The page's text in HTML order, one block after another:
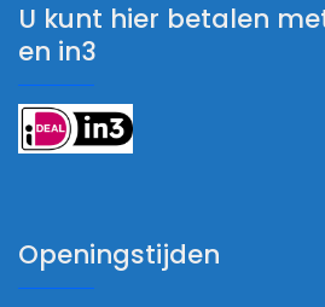
U kunt hier betalen met
en in3
Openingstijden